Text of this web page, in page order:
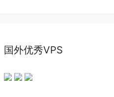
国外优秀VPS